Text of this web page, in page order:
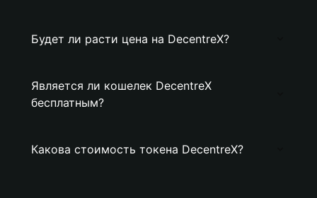
Будет ли расти цена на DecentreX?
Является ли кошелек DecentreX
бесплатным?
Какова стоимость токена DecentreX?